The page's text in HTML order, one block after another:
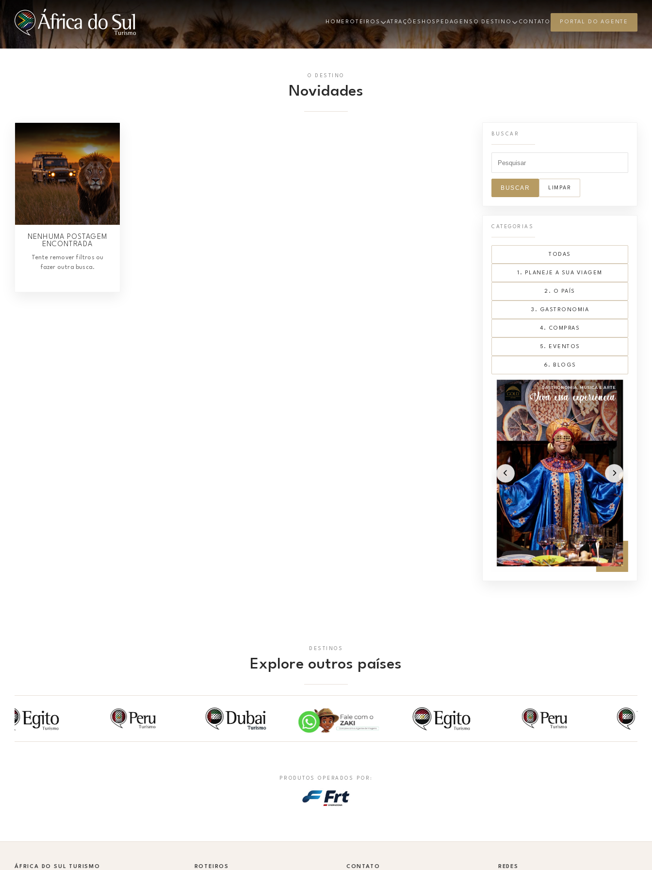
HOME ROTEIROS ATRAÇÕES HOSPEDAGENS O DESTINO CONTATO PORTAL DO AGENTE
O DESTINO
Novidades
NENHUMA POSTAGEM
ENCONTRADA
Tente remover filtros ou
fazer outra busca.
BUSCAR
BUSCAR LIMPAR
CATEGORIAS
TODAS
1. PLANEJE A SUA VIAGEM
2. O PAÍS
3. GASTRONOMIA
4. COMPRAS
5. EVENTOS
6. BLOGS
DESTINOS
Explore outros países
PRODUTOS OPERADOS POR:
ÁFRICA DO SUL TURISMO ROTEIROS CONTATO REDES